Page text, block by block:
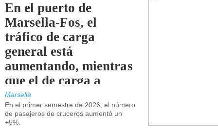
En el puerto de
Marsella-Fos, el
tráfico de carga
general está
aumentando, mientras
que el de carga a
granel está
disminuyendo.
Marsella
En el primer semestre de 2026, el número
de pasajeros de cruceros aumentó un
+5%.